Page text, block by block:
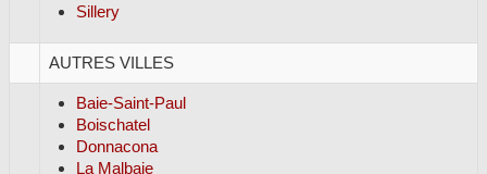
Sillery
AUTRES VILLES
Baie-Saint-Paul
Boischatel
Donnacona
La Malbaie